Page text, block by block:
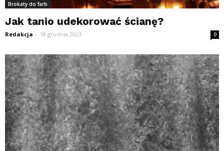
Brokaty do farb
Jak tanio udekorować ścianę?
Redakcja - 18 grudnia 2023 0